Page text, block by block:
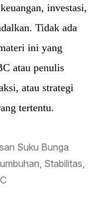
investasi,
Tidak ada
ini yang
atau penulis
atau strategi
tertentu.
Suku Bunga
Stabilitas,